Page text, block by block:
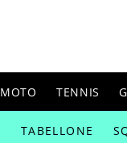
MOTO TENNIS
TABELLONE